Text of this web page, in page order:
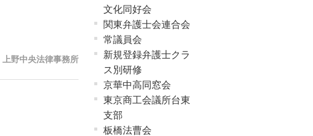
上野中央法律事務所
文化同好会
関東弁護士会連合会
常議員会
新規登録弁護士クラ
ス別研修
京華中高同窓会
東京商工会議所台東
支部
板橋法曹会